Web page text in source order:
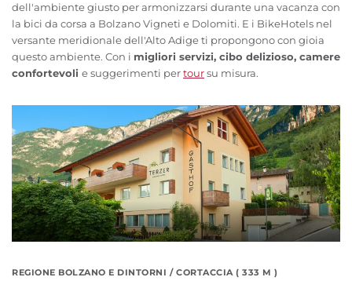
dell'ambiente giusto per armonizzarsi durante una vacanza con
la bici da corsa a Bolzano Vigneti e Dolomiti. E i BikeHotels nel
versante meridionale dell'Alto Adige ti propongono con gioia
questo ambiente. Con i migliori servizi, cibo delizioso, camere
confortevoli e suggerimenti pertoursu misura.
REGIONE BOLZANO E DINTORNI / CORTACCIA ( 333 M )